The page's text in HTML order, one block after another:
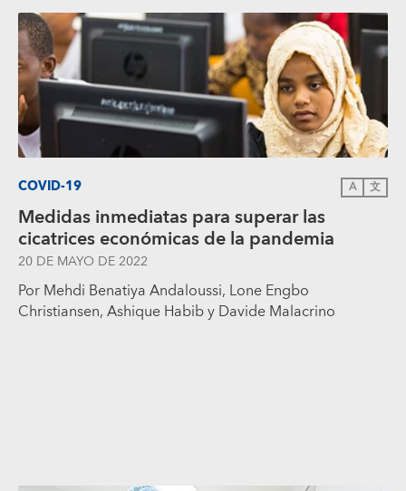
COVID-19 A 文
Medidas inmediatas para superar las
cicatrices económicas de la pandemia
20 DE MAYO DE 2022
Por Mehdi Benatiya Andaloussi, Lone Engbo
Christiansen, Ashique Habib y Davide Malacrino